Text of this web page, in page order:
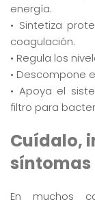
energía.
• Sintetiza
coagulación.
• Regula los
• Descompone
• Apoya el
filtro para
Cuídalo,
síntomas
En muchos